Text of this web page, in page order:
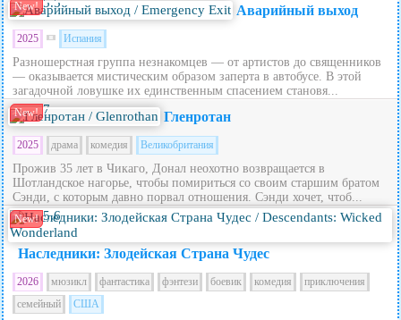
New! Аварийный выход
2025 Испания
Разношерстная группа незнакомцев — от артистов до священников
— оказывается мистическим образом заперта в автобусе. В этой
загадочной ловушке их единственным спасением становя...
New! 7 Гленротан
2025 драма комедия Великобритания
Прожив 35 лет в Чикаго, Донал неохотно возвращается в
Шотландское нагорье, чтобы помириться со своим старшим братом
Сэнди, с которым давно порвал отношения. Сэнди хочет, чтоб...
New! 5.6
Наследники: Злодейская Страна Чудес
2026 мюзикл фантастика фэнтези боевик комедия
приключения
семейный
США